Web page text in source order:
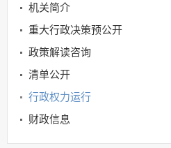
机关简介
重大行政决策预公开
政策解读咨询
清单公开
行政权力运行
财政信息
国民经济和社会发展规划